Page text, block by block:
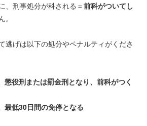
、刑事処分が科される＝前科がついてし
逃げは以下の処分やペナルティがくださ
懲役刑または罰金刑となり、前科がつく
最低30日間の免停となる